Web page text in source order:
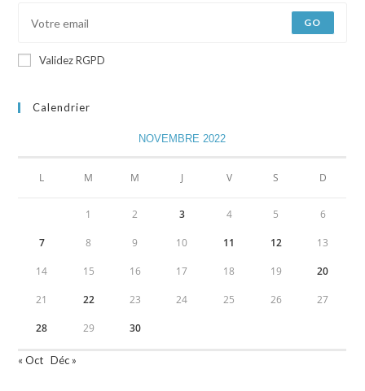
GO
Validez RGPD
Calendrier
NOVEMBRE 2022
L M M J V S D
1 2 3 4 5 6
7 8 9 10 11 12 13
14 15 16 17 18 19 20
21 22 23 24 25 26 27
28 29 30
« Oct Déc »